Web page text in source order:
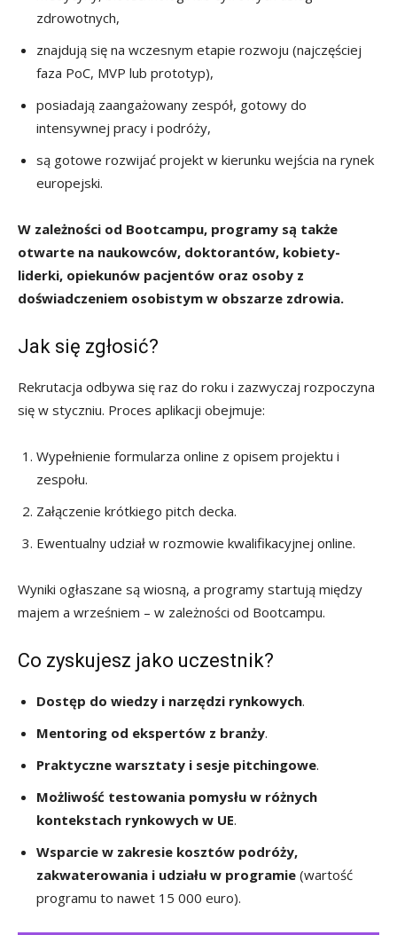
zdrowotnych,
znajdują się na wczesnym etapie rozwoju (najczęściej
faza PoC, MVP lub prototyp),
posiadają zaangażowany zespół, gotowy do
intensywnej pracy i podróży,
są gotowe rozwijać projekt w kierunku wejścia na rynek
europejski.
W zależności od Bootcampu, programy są także
otwarte na naukowców, doktorantów, kobiety-
liderki, opiekunów pacjentów oraz osoby z
doświadczeniem osobistym w obszarze zdrowia.
Jak się zgłosić?
Rekrutacja odbywa się raz do roku i zazwyczaj rozpoczyna
się w styczniu. Proces aplikacji obejmuje:
Wypełnienie formularza online z opisem projektu i
zespołu.
Załączenie krótkiego pitch decka.
Ewentualny udział w rozmowie kwalifikacyjnej online.
Wyniki ogłaszane są wiosną, a programy startują między
majem a wrześniem – w zależności od Bootcampu.
Co zyskujesz jako uczestnik?
Dostęp do wiedzy i narzędzi rynkowych.
Mentoring od ekspertów z branży.
Praktyczne warsztaty i sesje pitchingowe.
Możliwość testowania pomysłu w różnych
kontekstach rynkowych w UE.
Wsparcie w zakresie kosztów podróży,
zakwaterowania i udziału w programie (wartość
programu to nawet 15 000 euro).